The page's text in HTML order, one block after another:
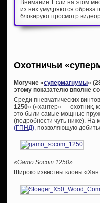
Внимание! Если на этом
из них умудряются
блокируют просмотр
Охотничьи
Могучие «супермагнумы»
этому показателю вполне
Среди пневматических
1250» («хантер» — охотник,
это были самые мощные
(подробности чуть ниже). На
(ГПНД), позволяющую
«Gamo Socom 1250»
Широко известны клоны